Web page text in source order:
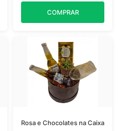
COMPRAR
Rosa e Chocolates na Caixa